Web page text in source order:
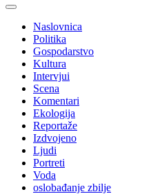
Naslovnica
Politika
Gospodarstvo
Kultura
Intervjui
Scena
Komentari
Ekologija
Reportaže
Izdvojeno
Ljudi
Portreti
Voda
oslobađanje zbilje